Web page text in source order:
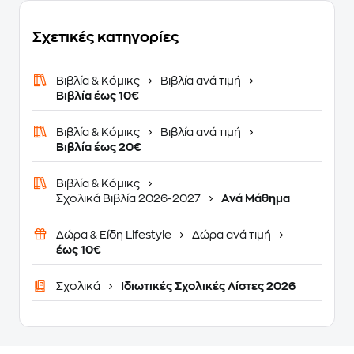
Σχετικές κατηγορίες
Βιβλία & Κόμικς
Βιβλία ανά τιμή
Βιβλία έως 10€
Βιβλία & Κόμικς
Βιβλία ανά τιμή
Βιβλία έως 20€
Βιβλία & Κόμικς
Σχολικά Βιβλία 2026-2027
Ανά Μάθημα
Δώρα & Είδη Lifestyle
Δώρα ανά τιμή
έως 10€
Σχολικά Ιδιωτικές Σχολικές Λίστες 2026